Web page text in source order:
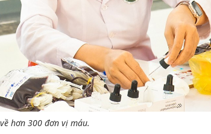
hơn 300 đơn vị máu.